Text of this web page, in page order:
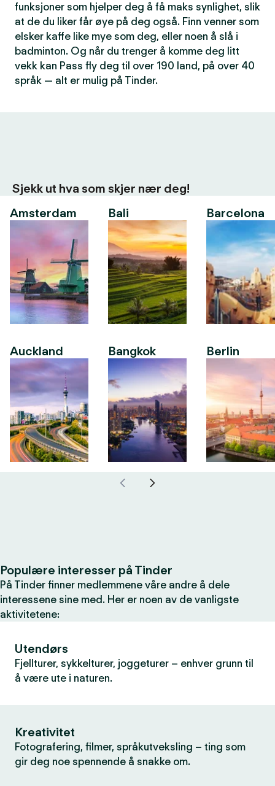
funksjoner som hjelper deg å få maks synlighet, slik
at de du liker får øye på deg også. Finn venner som
elsker kaffe like mye som deg, eller noen å slå i
badminton. Og når du trenger å komme deg litt
vekk kan Pass fly deg til over 190 land, på over 40
språk — alt er mulig på Tinder.
Sjekk ut hva som skjer nær deg!
Amsterdam
Auckland
Bali
Bangkok
Barcelona
Berlin
Populære interesser på Tinder
På Tinder finner medlemmene våre andre å dele
interessene sine med. Her er noen av de vanligste
aktivitetene:
Utendørs
Fjellturer, sykkelturer, joggeturer – enhver grunn til
å være ute i naturen.
Kreativitet
Fotografering, filmer, språkutveksling – ting som
gir deg noe spennende å snakke om.